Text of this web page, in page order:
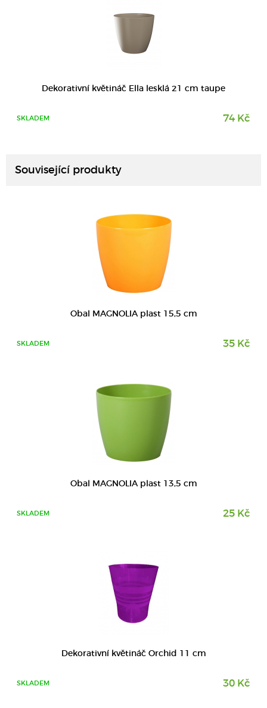
Dekorativní květináč Ella lesklá 21 cm taupe
SKLADEM 74 Kč
Související produkty
Obal MAGNOLIA plast 15,5 cm
SKLADEM 35 Kč
Obal MAGNOLIA plast 13,5 cm
SKLADEM 25 Kč
Dekorativní květináč Orchid 11 cm
SKLADEM 30 Kč